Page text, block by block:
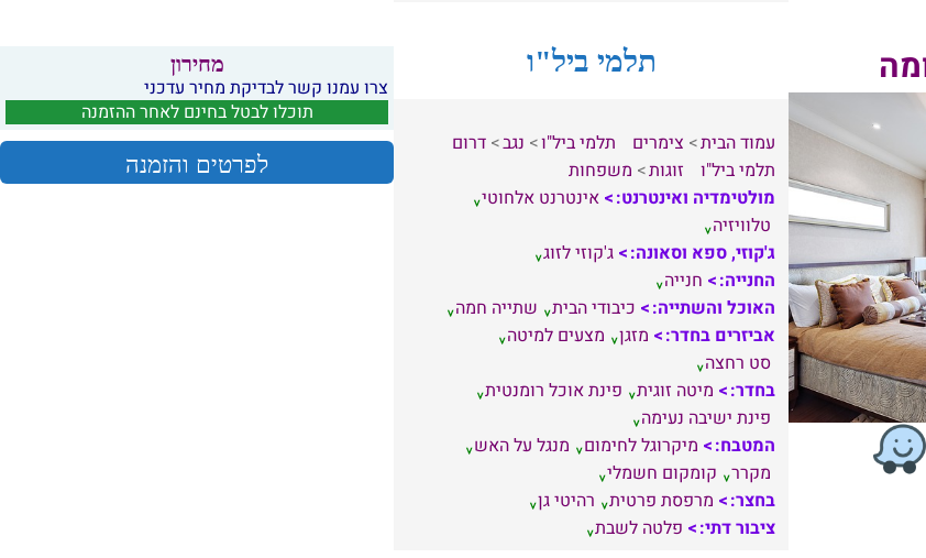
תלמי ביל"ו
עמוד הבית צימרים תלמי ביל"ו נגב
דרום
תלמי ביל"ו
זוגות
משפחות
מולטימדיה ואינטרנט:
אינטרנט אלחוטי
טלוויזיה
ג'קוזי, ספא וסאונה:
ג'קוזי לזוג
החנייה:
חנייה
האוכל והשתייה:
כיבודי הבית שתייה חמה
אביזרים בחדר:
מזגן מצעים למיטה
סט רחצה
בחדר:
מיטה זוגית פינת אוכל רומנטית
פינת ישיבה נעימה
המטבח:
מיקרוגל לחימום
מנגל על האש
מקרר קומקום חשמלי
בחצר:
מרפסת פרטית רהיטי גן
ציבור דתי:
פלטה לשבת
מחירון
צרו עמנו קשר לבדיקת מחיר עדכני
תוכלו לבטל בחינם לאחר ההזמנה
לפרטים והזמנה